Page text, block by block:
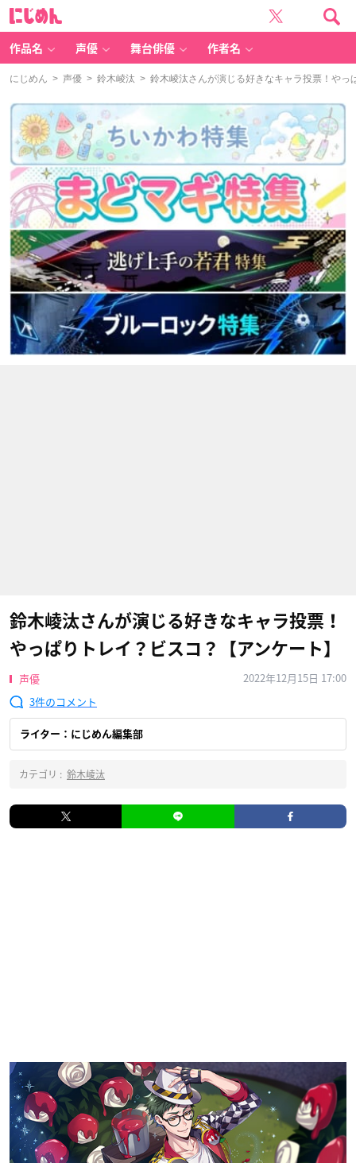
作品名 声優 舞台俳優 作者名
にじめん > 声優 > 鈴木崚汰 > 鈴木崚汰さんが演じる好きなキャラ投票！やっ
鈴木崚汰さんが演じる好きなキャラ投票！
やっぱりトレイ？ビスコ？【アンケート】
声優
2022年12月15日 17:00
3
ライター：にじめん編集部
カテゴリ : 鈴木崚汰